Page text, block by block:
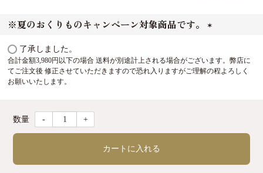
※夏のおくりものキャンペーン対象商品です。
必
須
了承しました。
合計金額3,980円以下の場合 送料が別途計上される場合がございます。弊店に
てご注文後 修正させていただきますので恐れ入りますがご理解の程よろしく
お願いいたします。
- +
カートに入れる